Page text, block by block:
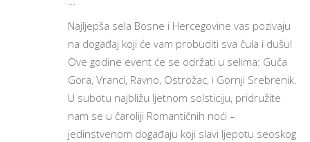
Najljepša sela Bosne i Hercegovine vas pozivaju
na događaj koji će vam probuditi sva čula i dušu!
Ove godine event će se održati u selima: Guča
Gora, Vranci, Ravno, Ostrožac, i Gornji Srebrenik.
U subotu najbližu ljetnom solsticiju, pridružite
nam se u čaroliji Romantičnih noći –
jedinstvenom događaju koji slavi ljepotu seoskog